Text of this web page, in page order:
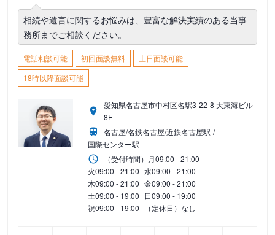
相続や遺言に関するお悩みは、豊富な解決実績のある当事
務所までご相談ください。
電話相談可能 初回面談無料
土日面談可能
18時以降面談可能
愛知県名古屋市中村区名駅3-22-8 大東海ビル
8F
名古屋/名鉄名古屋/近鉄名古屋駅
国際センター駅
（受付時間） 月09:00 - 21:00
火09:00 - 21:00 水09:00 - 21:00
木09:00 - 21:00 金09:00 - 21:00
土09:00 - 19:00 日09:00 - 19:00
祝09:00 - 19:00 （定休日）なし